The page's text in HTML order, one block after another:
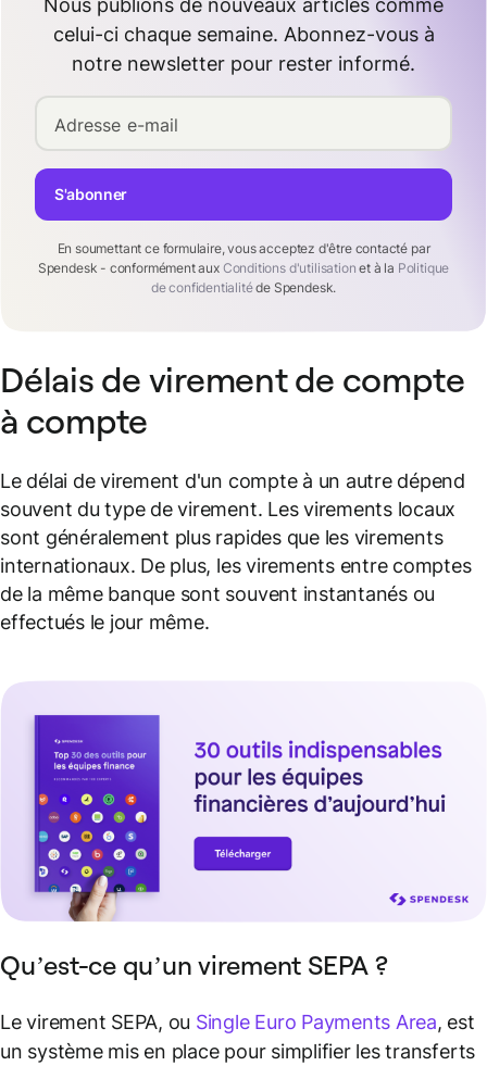
Nous publions de nouveaux articles comme
celui-ci chaque semaine. Abonnez-vous à
notre newsletter pour rester informé.
Adresse e-mail
En soumettant ce formulaire, vous acceptez d'être contacté par
Spendesk - conformément aux Conditions d'utilisation et à la Politique
de confidentialitéde Spendesk.
S'abonner
Délais de virement de compte
à compte
Le délai de virement d'un compte à un autre dépend
souvent du type de virement. Les virements locaux
sont généralement plus rapides que les virements
internationaux. De plus, les virements entre comptes
de la même banque sont souvent instantanés ou
effectués le jour même.
Qu’est-ce qu’un virement SEPA ?
Le virement SEPA, ou Single Euro Payments Area, est
un système mis en place pour simplifier les transferts